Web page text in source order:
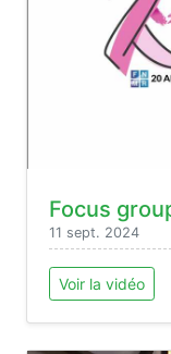
Focus
11 sept. 2024
Voir la vidéo